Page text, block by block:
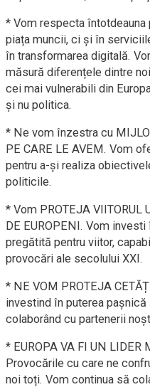
* Vom respecta întotdeauna
piața muncii, ci și în
în transformarea digitală.
măsură diferențele dintre
cei mai vulnerabili din
și nu politica.
* Ne vom înzestra cu
PE CARE LE AVEM. Vom
pentru a-și realiza
politicile.
* Vom PROTEJA VIITORUL
DE EUROPENI. Vom investi
pregătită pentru viitor,
provocări ale secolului XXI.
* NE VOM PROTEJA
investind în puterea
colaborând cu partenerii
* EUROPA VA FI UN LIDER
Provocările cu care ne
noi toți. Vom continua să